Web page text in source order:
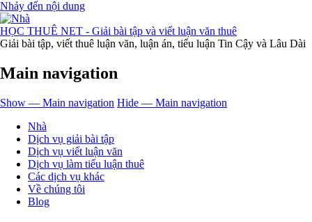
Nhảy đến nội dung
HỌC THUÊ NET - Giải bài tập và viết luận văn thuê
Giải bài tập, viết thuê luận văn, luận án, tiểu luận Tin Cậy và Lâu Dài
Main navigation
Show — Main navigation Hide — Main navigation
Nhà
Dịch vụ giải bài tập
Dịch vụ viết luận văn
Dịch vụ làm tiểu luận thuê
Các dịch vụ khác
Về chúng tôi
Blog